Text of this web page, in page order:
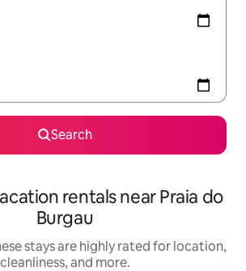
Search
rentals near Praia do
Burgau
stays are highly rated for location,
cleanliness, and more.